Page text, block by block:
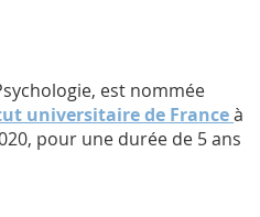
est nommée
universitaire de Franceà
pour une durée de 5 ans